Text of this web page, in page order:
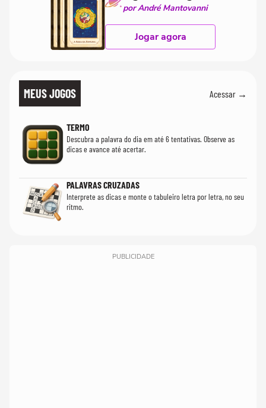
por André Mantovanni
Jogar agora
MEUS JOGOS Acessar →
TERMO
Descubra a palavra do dia em até 6 tentativas. Observe as
dicas e avance até acertar.
PALAVRAS CRUZADAS
Interprete as dicas e monte o tabuleiro letra por letra, no seu
ritmo.
PUBLICIDADE